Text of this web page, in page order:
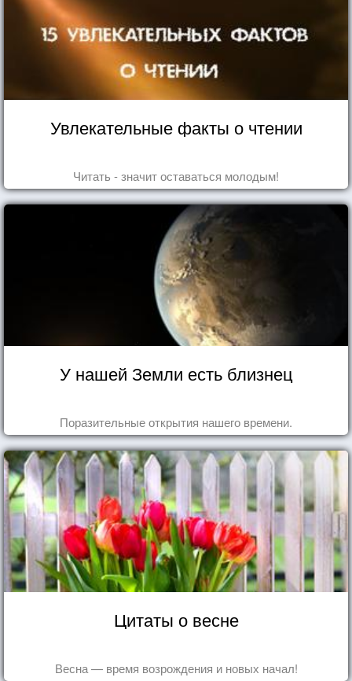
Увлекательные факты о чтении
Читать - значит оставаться молодым!
У нашей Земли есть близнец
Поразительные открытия нашего времени.
Цитаты о весне
Весна — время возрождения и новых начал!